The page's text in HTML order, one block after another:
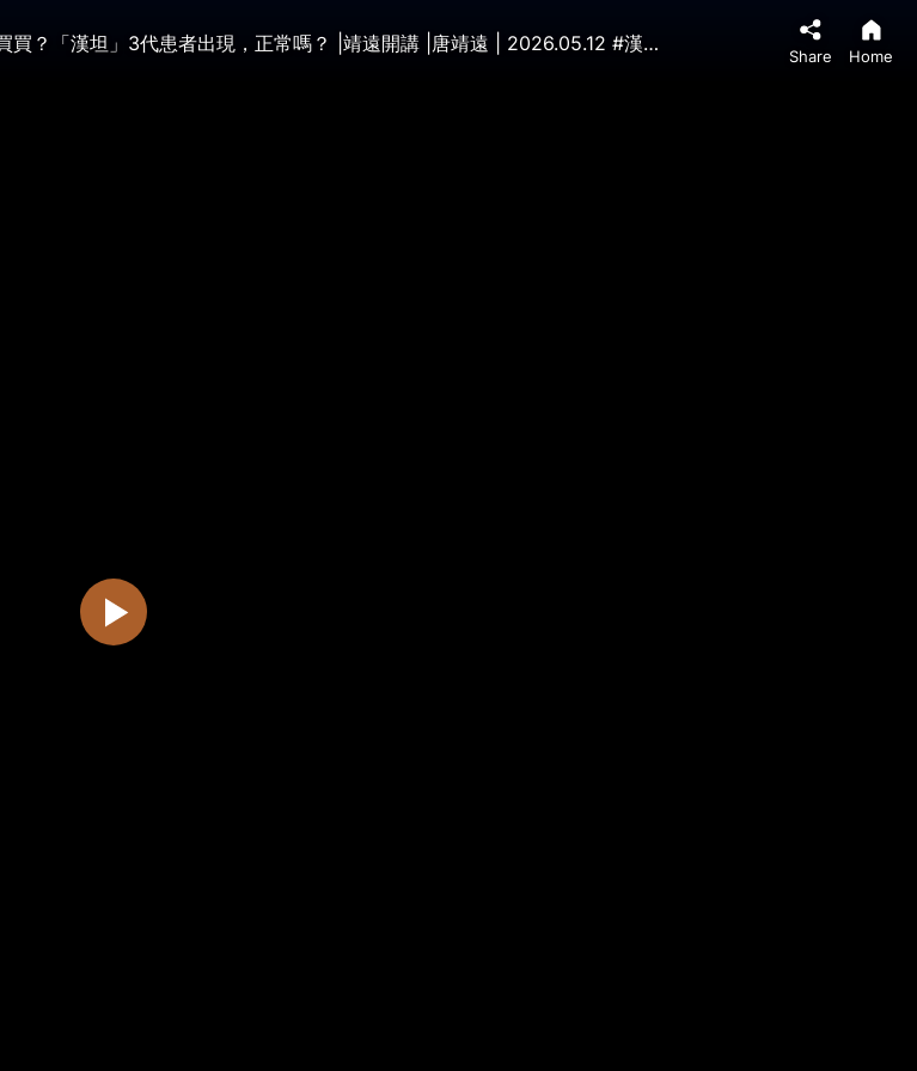
川普送習「殺威棒」：加州共諜市長認罪！川習會4大焦點，習必須買買買？「漢坦」3代患者出現，正常嗎？ |靖遠開講 |唐靖遠 | 2026.05.12 #漢坦病毒 #伊朗 #川普
Share Home